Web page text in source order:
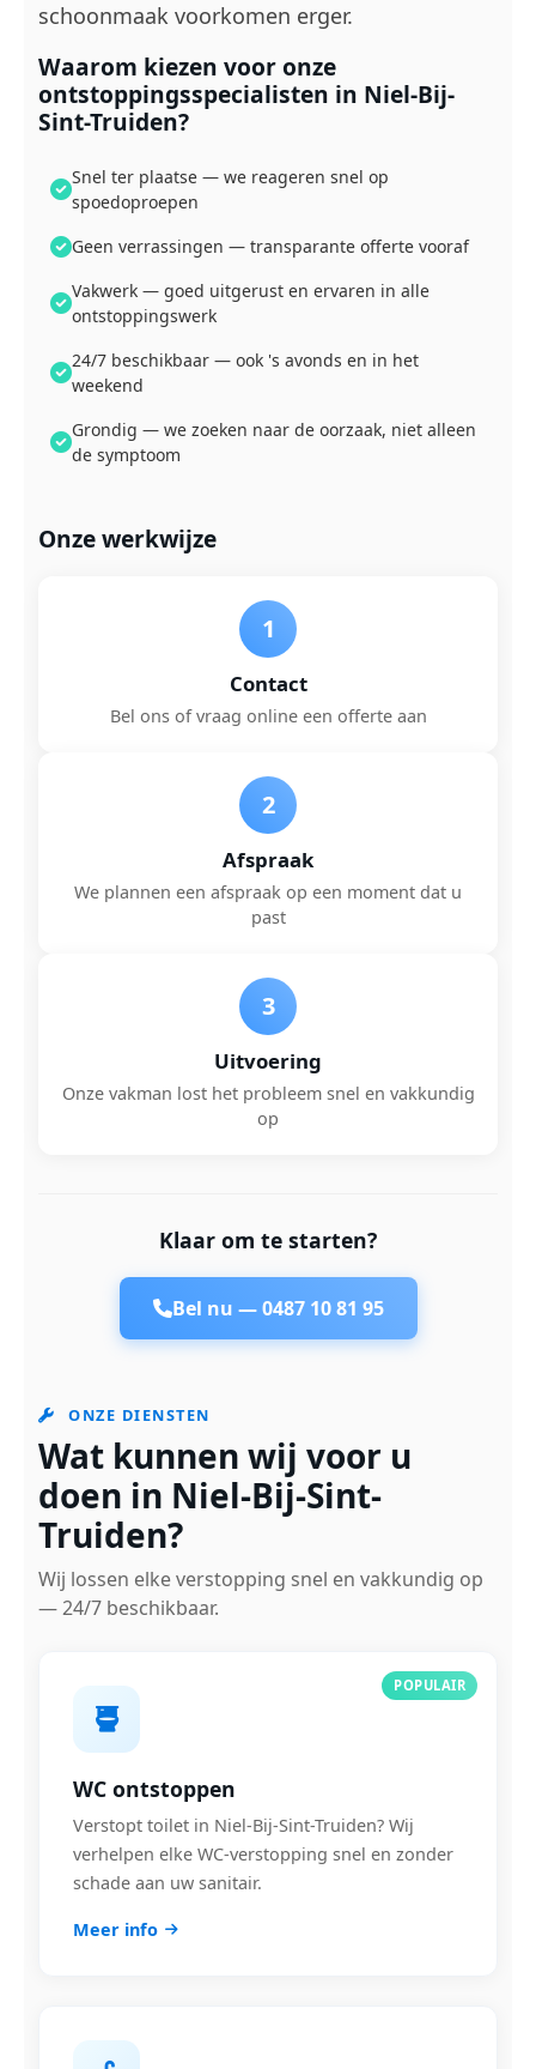
schoonmaak voorkomen erger.
Waarom kiezen voor onze
ontstoppingsspecialisten in Niel-Bij-
Sint-Truiden?
Snel ter plaatse — we reageren snel op
spoedoproepen
Geen verrassingen — transparante offerte vooraf
Vakwerk — goed uitgerust en ervaren in alle
ontstoppingswerk
24/7 beschikbaar — ook 's avonds en in het
weekend
Grondig — we zoeken naar de oorzaak, niet alleen
de symptoom
Onze werkwijze
1
Contact
Bel ons of vraag online een offerte aan
2
Afspraak
We plannen een afspraak op een moment dat u
past
3
Uitvoering
Onze vakman lost het probleem snel en vakkundig
op
Klaar om te starten?
Bel nu —0487 10 81 95
ONZE DIENSTEN
Wat kunnen wij voor u
doen in Niel-Bij-Sint-
Truiden?
Wij lossen elke verstopping snel en vakkundig op
— 24/7 beschikbaar.
POPULAIR
WC ontstoppen
Verstopt toilet in Niel-Bij-Sint-Truiden? Wij
verhelpen elke WC-verstopping snel en zonder
schade aan uw sanitair.
Meer info